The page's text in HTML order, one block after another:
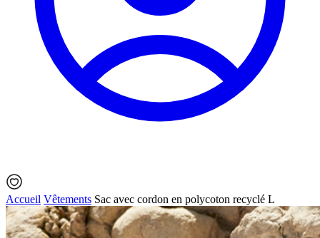
Accueil Vêtements Sac avec cordon en polycoton recyclé L